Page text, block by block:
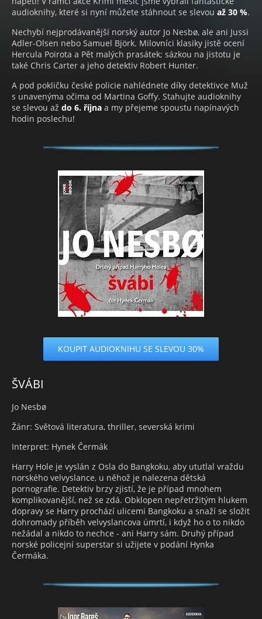
audioknihy, které si nyní můžete stáhnout se slevou až 30 %.
Nechybí nejprodávanější norský autor Jo Nesbø, ale ani Jussi
Adler-Olsen nebo Samuel Björk. Milovníci klasiky jistě ocení
Hercula Poirota a Pět malých prasátek; sázkou na jistotu je
také Chris Carter a jeho detektiv Robert Hunter.
A pod pokličku české policie nahlédnete díky detektivce Muž
s unavenýma očima od Martina Goffy. Stahujte audioknihy
se slevou až do 6. října a my přejeme spoustu napínavých
hodin poslechu!
KOUPIT AUDIOKNIHU SE SLEVOU 30%
ŠVÁBI
Jo Nesbø
Žánr: Světová literatura, thriller, severská krimi
Interpret: Hynek Čermák
Harry Hole je vyslán z Osla do Bangkoku, aby ututlal vraždu
norského velvyslance, u něhož je nalezena dětská
pornografie. Detektiv brzy zjistí, že je případ mnohem
komplikovanější, než se zdá. Obklopen nepřetržitým hlukem
dopravy se Harry prochází ulicemi Bangkoku a snaží se složit
dohromady příběh velvyslancova úmrtí, i když ho o to nikdo
nežádal a nikdo to nechce - ani Harry sám. Druhý případ
norské policejní superstar si užijete v podání Hynka
Čermáka.